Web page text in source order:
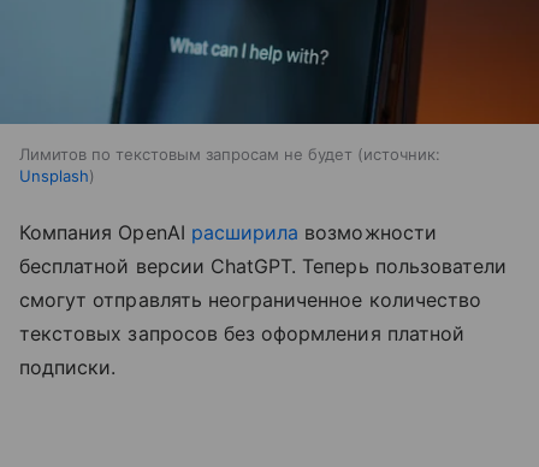
Лимитов по текстовым запросам не будет
источник:
Unsplash
Компания OpenAI расширила возможности
бесплатной версии ChatGPT. Теперь пользователи
смогут отправлять неограниченное количество
текстовых запросов без оформления платной
подписки.